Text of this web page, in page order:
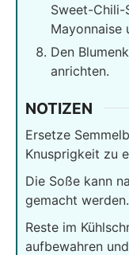
Sweet-Chili-
Mayonnaise
Den
anrichten.
NOTIZEN
Ersetze
Knusprigkeit zu
Die Soße kann
gemacht werden.
Reste im
aufbewahren